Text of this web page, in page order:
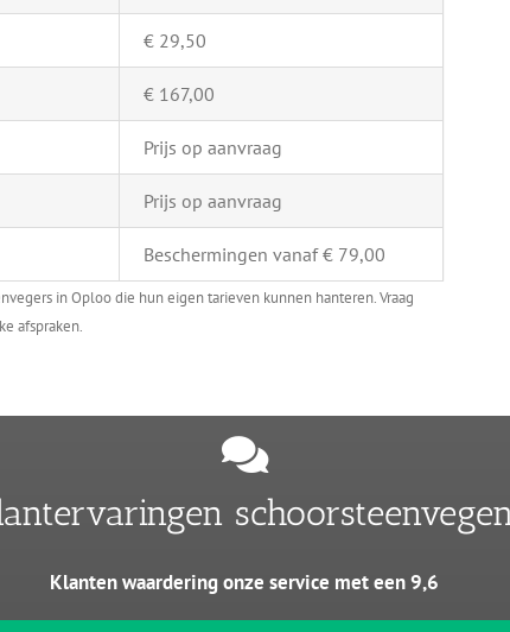
€ 29,50
€ 167,00
Prijs op aanvraag
Prijs op aanvraag
Beschermingen vanaf € 79,00
in Oploo die hun eigen tarieven kunnen hanteren. Vraag
afspraken.
Klanten waardering onze service met een 9,6